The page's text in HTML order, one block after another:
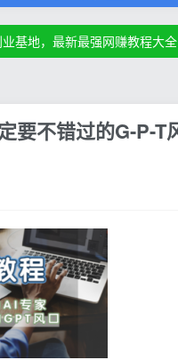
基地，最新最强网赚教程大
基地，最新最强网赚教程大全
要不错过的G-P-T